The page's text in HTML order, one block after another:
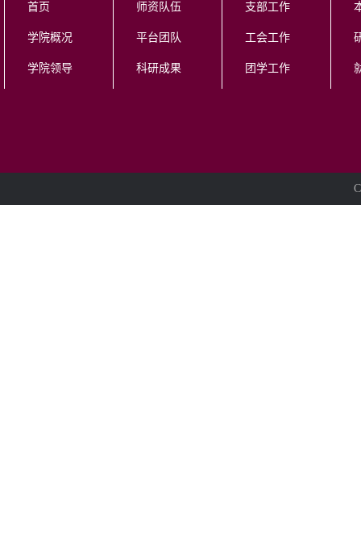
首页
学院概况
学院领导
师资队伍
平台团队
科研成果
支部工作
工会工作
团学工作